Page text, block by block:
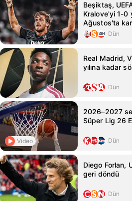
Beşiktaş,
Kralove'yi 1-0
Ağustos'ta
Dün
Real Madrid,
yılına kadar
Dün
Video
2026–2027
Süper Lig 26
Dün
Diego Forlan,
geri döndü
Dün